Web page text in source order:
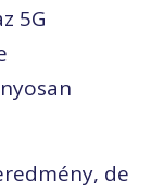
5G
de